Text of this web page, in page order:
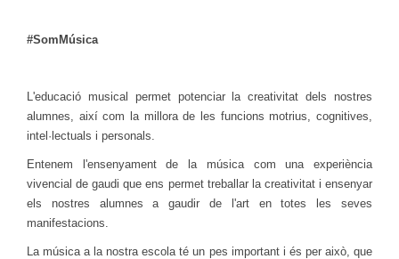
#SomMúsica
L'educació musical permet potenciar la creativitat dels nostres
alumnes, així com la millora de les funcions motrius, cognitives,
intel·lectuals i personals.
Entenem l'ensenyament de la música com una experiència
vivencial de gaudi que ens permet treballar la creativitat i ensenyar
els nostres alumnes a gaudir de l'art en totes les seves
manifestacions.
La música a la nostra escola té un pes important i és per això, que